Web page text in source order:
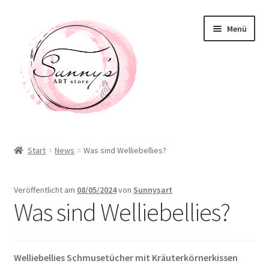
Navigation
springen
Inhalt
springen
Menü
Shop
Deko / Home
Start News Was sind Welliebellies?
Veröffentlicht am 08/05/2024von Sunnysart
Was sind Welliebellies?
Welliebellies Schmusetücher mit Kräuterkörnerkissen